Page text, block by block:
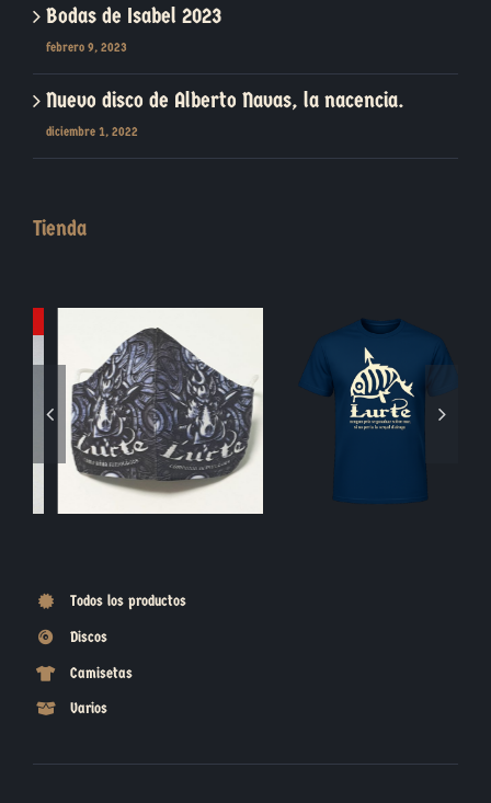
Bodas de Isabel 2023
febrero 9, 2023
Nuevo disco de Alberto Navas, la nacencia.
diciembre 1, 2022
Tienda
Blasón Piedra Moneda Jabalí
Todos los productos
Discos
Camisetas
Varios